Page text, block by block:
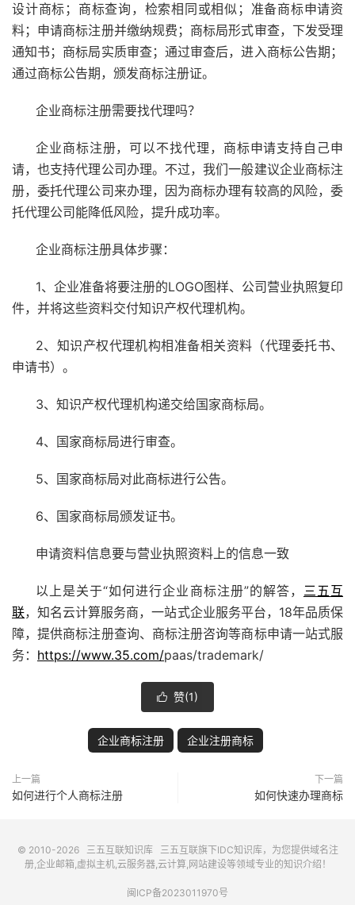
设计商标；商标查询，检索相同或相似；准备商标申请资
料；申请商标注册并缴纳规费；商标局形式审查，下发受理
通知书；商标局实质审查；通过审查后，进入商标公告期；
通过商标公告期，颁发商标注册证。
企业商标注册需要找代理吗？
企业商标注册，可以不找代理，商标申请支持自己申
请，也支持代理公司办理。不过，我们一般建议企业商标注
册，委托代理公司来办理，因为商标办理有较高的风险，委
托代理公司能降低风险，提升成功率。
企业商标注册具体步骤：
1、企业准备将要注册的LOGO图样、公司营业执照复印
件，并将这些资料交付知识产权代理机构。
2、知识产权代理机构相准备相关资料（代理委托书、
申请书）。
3、知识产权代理机构递交给国家商标局。
4、国家商标局进行审查。
5、国家商标局对此商标进行公告。
6、国家商标局颁发证书。
申请资料信息要与营业执照资料上的信息一致
以上是关于“如何进行企业商标注册”的解答， 三五互
联，知名云计算服务商，一站式企业服务平台，18年品质保
障，提供商标注册查询、商标注册咨询等商标申请一站式服
务： https://www.35.com/paas/trademark/
 赞(1)
企业商标注册 企业注册商标
上一篇
如何进行个人商标注册
下一篇
如何快速办理商标
© 2010-2026 三五互联知识库 三五互联旗下IDC知识库，为您提供域名注
册,企业邮箱,虚拟主机,云服务器,云计算,网站建设等领域专业的知识介绍！
闽ICP备2023011970号